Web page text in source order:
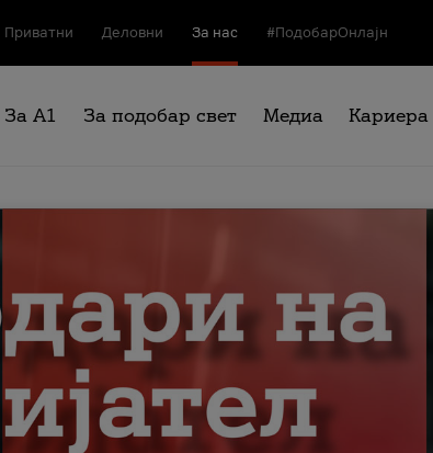
Приватни Деловни За нас #ПодобарОнлајн
За А1 За подобар свет Медиа Кариера